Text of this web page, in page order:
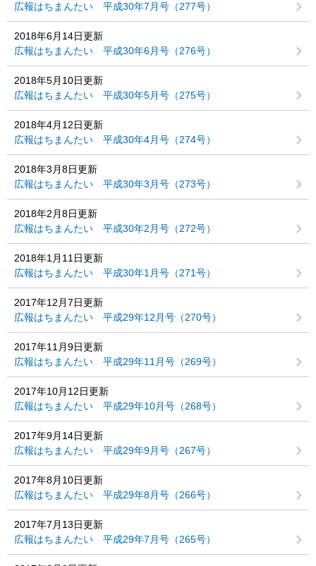
広報はちまんたい 平成30年7月号（277号）
2018年6月14日更新
広報はちまんたい 平成30年6月号（276号）
2018年5月10日更新
広報はちまんたい 平成30年5月号（275号）
2018年4月12日更新
広報はちまんたい 平成30年4月号（274号）
2018年3月8日更新
広報はちまんたい 平成30年3月号（273号）
2018年2月8日更新
広報はちまんたい 平成30年2月号（272号）
2018年1月11日更新
広報はちまんたい 平成30年1月号（271号）
2017年12月7日更新
広報はちまんたい 平成29年12月号（270号）
2017年11月9日更新
広報はちまんたい 平成29年11月号（269号）
2017年10月12日更新
広報はちまんたい 平成29年10月号（268号）
2017年9月14日更新
広報はちまんたい 平成29年9月号（267号）
2017年8月10日更新
広報はちまんたい 平成29年8月号（266号）
2017年7月13日更新
広報はちまんたい 平成29年7月号（265号）